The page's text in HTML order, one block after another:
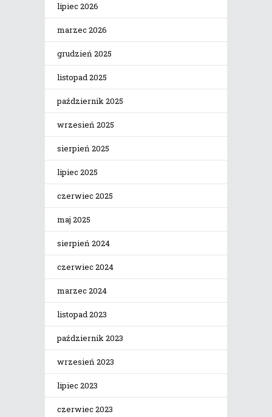
lipiec 2026
marzec 2026
grudzień 2025
listopad 2025
październik 2025
wrzesień 2025
sierpień 2025
lipiec 2025
czerwiec 2025
maj 2025
sierpień 2024
czerwiec 2024
marzec 2024
listopad 2023
październik 2023
wrzesień 2023
lipiec 2023
czerwiec 2023